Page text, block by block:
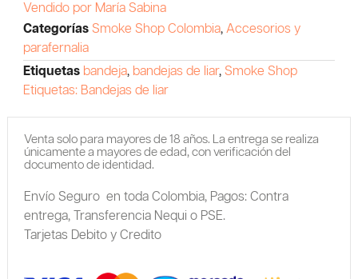
Vendido por María Sabina
Categorías Smoke Shop Colombia, Accesorios y
parafernalia
Etiquetas bandeja, bandejas de liar, Smoke Shop
Etiquetas: Bandejas de liar
Venta solo para mayores de 18 años. La entrega se realiza
únicamente a mayores de edad, con verificación del
documento de identidad.
Envío Seguro en toda Colombia, Pagos: Contra
entrega,
Transferencia Nequi o PSE.
Tarjetas Debito y Credito